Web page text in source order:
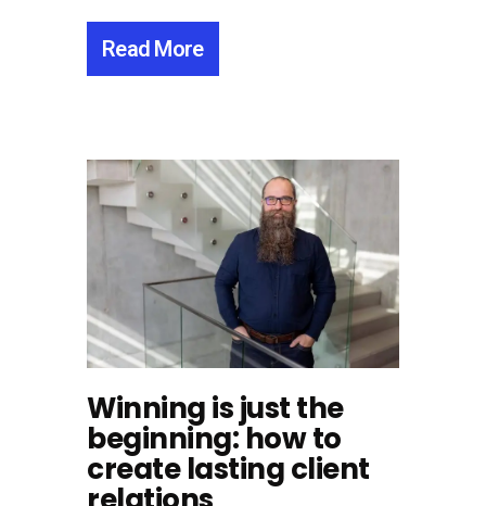
Read More
Winning is just the
beginning: how to
create lasting client